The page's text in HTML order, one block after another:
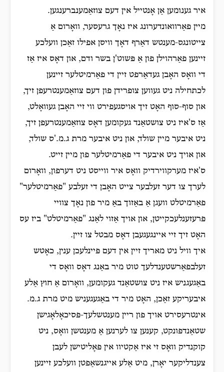
איר גענומען אַן אָנטייל אין דעם צוזאַמענברענגען.
מיין פאַרוואונדערונג איז נאָך גרעסער, וואָרום אַ
צייטונגס-מענטש דאַרף דאָך וויסן אפילו זאַכן וועלכע
זיינען פאַרהוילן פון אַ פּשוט'ן בשר ודם, און דאָס איז אַז
די וואָס האָבן געדאַרפט זיין די פאַרמיטלער זיינען
לכתחילה ניט געווען צופרידן פון דעם צוזאַמענטרעפן זיך,
און סוף-סוף האָט זיך אויסגעפירט ווי זיי האָבן געוואָלט,
אַז ס'איז ניט צושטאַנד געקומען דאָס צוזאַמענטרעפן זיך,
ניט איבער מיין שולד, און ניט איבער מרת ג.מ.'ס שולד,
און אויך ניט איבער די פאַרמיטלער פון מיין זייט.
ס'איז מערקווירדיק וואָס איר ווייסט ניט דערפון, וואָרום
לערך צו דער זעלבער צייט האָבן די זעלבע "פאַרמיטלער"
פאַרמיטלט וועגן אַ באַזוך באַ מיר פון נאָך צוויי
פּרעזענלעכקייטן, און אויך אַזוי לאַנג "פאַרמיטלט" ביז עס
האָט זיך זיי איינגעגעבן דאָס מבטל צו זיין.
איך וויל ניט מאריך זיין אין דעם פּיינלעכן ענין, כאָטש
זעלבפאַרשטענדלעך טוט מיר באַנג דאָס וואָס די
באַגעגניש איז ניט צושטאַנד געקומען, וואָרום אַ חוץ אַלע
איבעריקע זאַכן, האָט מיר די באַגעגעניש מיט מרת ג.מ.
אינטרעסירט אויך פון ריין מענטשלעך-פּסיכאָלאָגישן
שטאַנדפּונקט, קענען צו לערנען אַ מענטשן וואָס, ניט
קוקנדיק וואָס זי איז אַקטיוו אין פּאָליטישן לעבן
צענדליקער יאָרן, מיט אַלע אייגנשאַפטן וועלכע זיינען